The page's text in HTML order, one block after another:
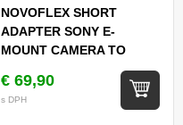
NOVOFLEX SHORT
ADAPTER SONY E-
MOUNT CAMERA TO
NOVOFLEX A-MOUNT
(NEXA-K EN)
€ 69,90
s DPH